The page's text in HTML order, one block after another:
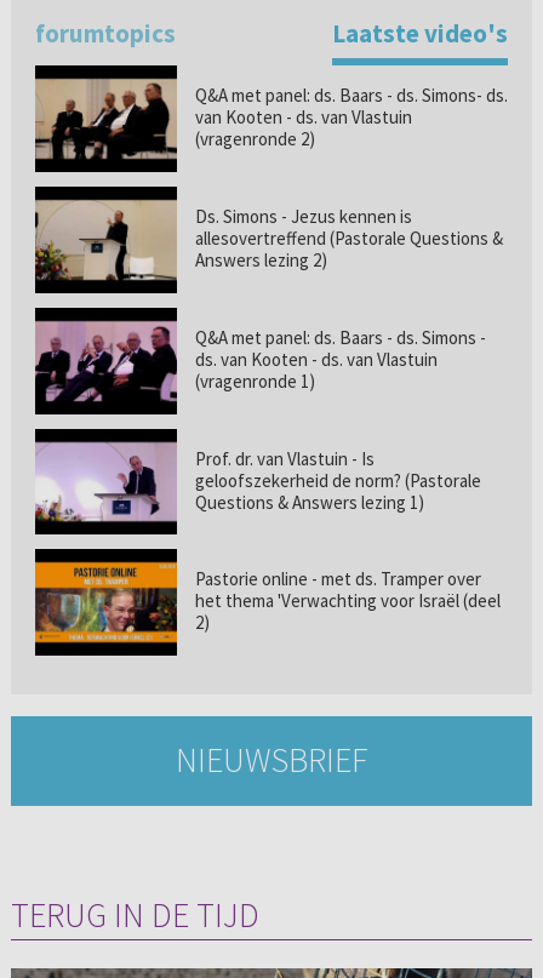
forumtopics Laatste video's
Q&A met panel: ds. Baars - ds. Simons- ds.
van Kooten - ds. van Vlastuin
(vragenronde 2)
Ds. Simons - Jezus kennen is
allesovertreffend (Pastorale Questions &
Answers lezing 2)
Q&A met panel: ds. Baars - ds. Simons -
ds. van Kooten - ds. van Vlastuin
(vragenronde 1)
Prof. dr. van Vlastuin - Is
geloofszekerheid de norm? (Pastorale
Questions & Answers lezing 1)
Pastorie online - met ds. Tramper over
het thema 'Verwachting voor Israël (deel
2)
NIEUWSBRIEF
TERUG IN DE TIJD